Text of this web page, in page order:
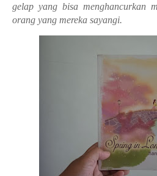
gelap yang bisa menghancurkan
orang yang mereka sayangi.